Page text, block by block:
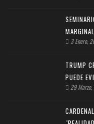
3 Enero,
TRUMP
PUEDE
29